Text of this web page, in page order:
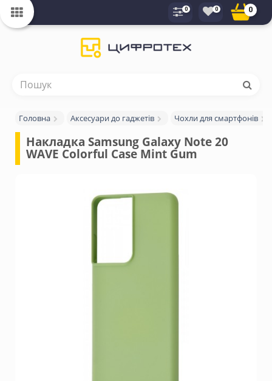
0
0 0
Головна Аксесуари до гаджетів Чохли для смартфонів
Накладка Samsung Galaxy Note 20
WAVE Colorful Case Mint Gum